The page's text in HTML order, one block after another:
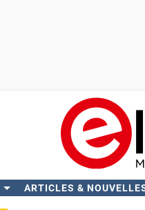
ARTICLES &